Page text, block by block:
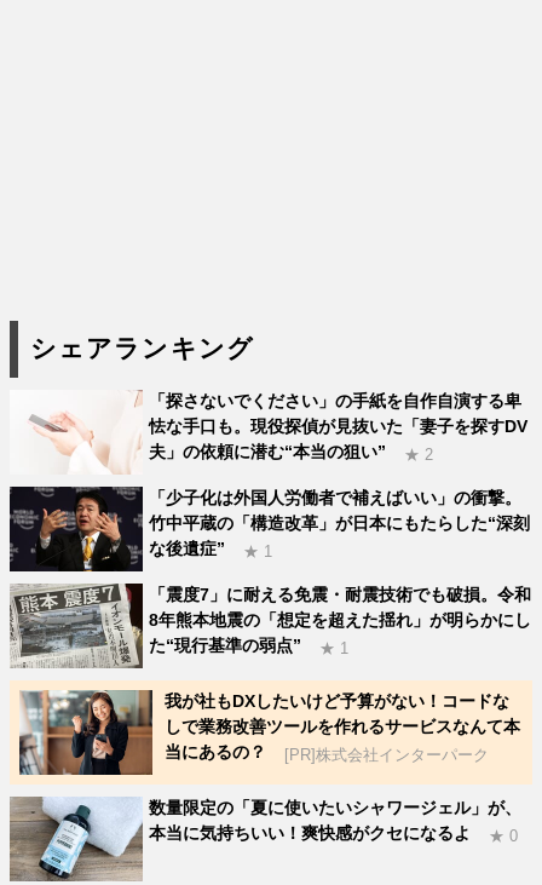
シェアランキング
「探さないでください」の手紙を自作自演する卑
怯な手口も。現役探偵が見抜いた「妻子を探すDV
夫」の依頼に潜む“本当の狙い”
★ 2
「少子化は外国人労働者で補えばいい」の衝撃。
竹中平蔵の「構造改革」が日本にもたらした“深刻
な後遺症”
★ 1
「震度7」に耐える免震・耐震技術でも破損。令和
8年熊本地震の「想定を超えた揺れ」が明らかにし
た“現行基準の弱点”
★ 1
我が社もDXしたいけど予算がない！コードな
しで業務改善ツールを作れるサービスなんて本
当にあるの？
[PR]株式会社インターパーク
数量限定の「夏に使いたいシャワージェル」が、
本当に気持ちいい！爽快感がクセになるよ
★ 0